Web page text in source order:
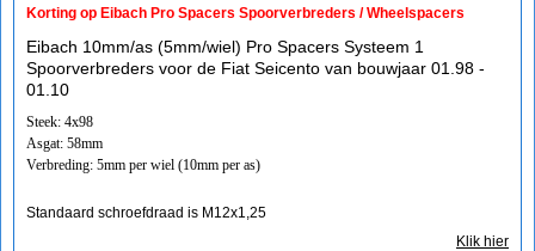
Korting op Eibach Pro Spacers Spoorverbreders / Wheelspacers
Eibach 10mm/as (5mm/wiel) Pro Spacers Systeem 1
Spoorverbreders voor de Fiat Seicento van bouwjaar 01.98 -
01.10
Steek: 4x98
Asgat: 58mm
Verbreding: 5mm per wiel (10mm per as)
Standaard schroefdraad is M12x1,25
Klik hier